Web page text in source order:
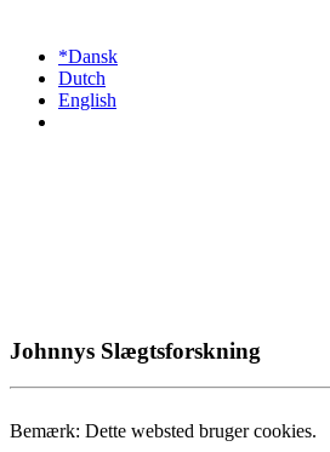
*Dansk
Dutch
English
Johnnys Slægtsforskning
Bemærk: Dette websted bruger cookies.